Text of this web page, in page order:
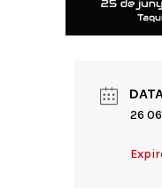
26